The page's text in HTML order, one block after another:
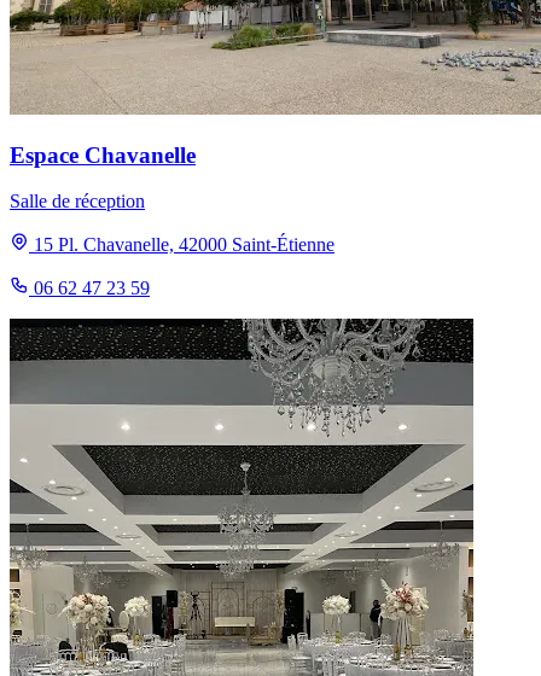
Espace Chavanelle
Salle de réception
15 Pl. Chavanelle, 42000 Saint-Étienne
06 62 47 23 59